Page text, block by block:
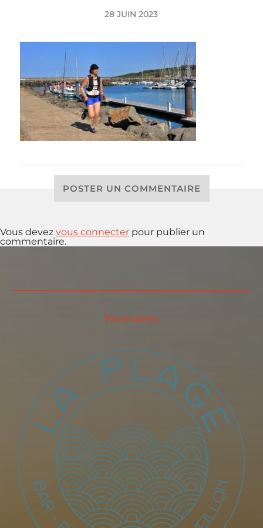
28 JUIN 2023
POSTER UN COMMENTAIRE
Vous devez vous connecter pour publier un
commentaire.
Partenaires